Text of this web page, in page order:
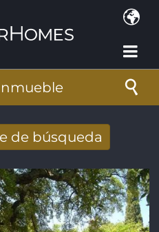
de búsqueda
mail
electrónico*